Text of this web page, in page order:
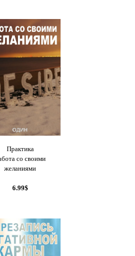
Практика
со своими
желаниями
6.99$